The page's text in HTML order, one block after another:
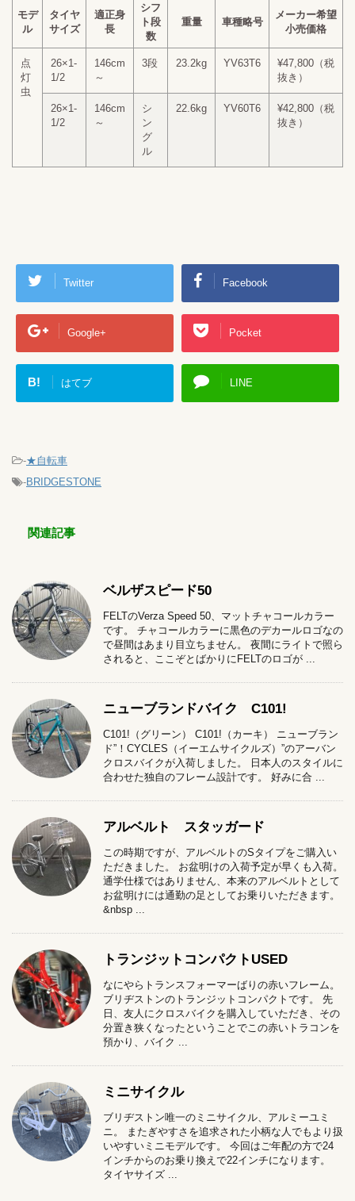
モデ
ル
タイヤ
サイズ
適正身
長
シフ
ト段
数
重量 車種略号
メーカー希望
小売価格
点
灯
虫
26×1-
1/2
146cm
～
3段 23.2kg YV63T6
¥47,800（税
抜き）
26×1-
1/2
146cm
～
シ
ン
グ
ル
22.6kg YV60T6
¥42,800（税
抜き）
Twitter Facebook
Google+ Pocket
B! はてブ LINE
-★自転車
-BRIDGESTONE
関連記事
ベルザスピード50
FELTのVerza Speed 50、マットチャコールカラー
です。 チャコールカラーに黒色のデカールロゴなの
で昼間はあまり目立ちません。 夜間にライトで照ら
されると、ここぞとばかりにFELTのロゴが ...
ニューブランドバイク C101!
C101!（グリーン） C101!（カーキ） ニューブラン
ド”！CYCLES（イーエムサイクルズ）”のアーバン
クロスバイクが入荷しました。 日本人のスタイルに
合わせた独自のフレーム設計です。 好みに合 ...
アルベルト スタッガード
この時期ですが、アルベルトのSタイプをご購入い
ただきました。 お盆明けの入荷予定が早くも入荷。
通学仕様ではありません、本来のアルベルトとして
お盆明けには通勤の足としてお乗りいただきます。
&nbsp ...
トランジットコンパクトUSED
なにやらトランスフォーマーばりの赤いフレーム。
ブリヂストンのトランジットコンパクトです。 先
日、友人にクロスバイクを購入していただき、その
分置き狭くなったということでこの赤いトラコンを
預かり、バイク ...
ミニサイクル
ブリヂストン唯一のミニサイクル、アルミーユミ
ニ。 またぎやすさを追求された小柄な人でもより扱
いやすいミニモデルです。 今回はご年配の方で24
インチからのお乗り換えで22インチになります。
タイヤサイズ ...